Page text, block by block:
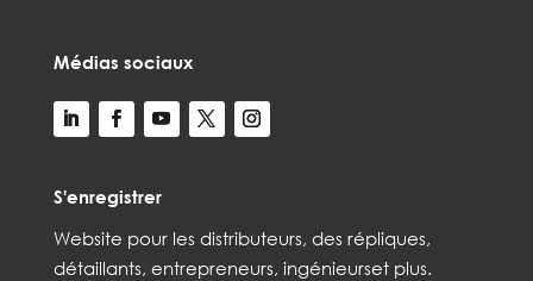
Médias sociaux
S'enregistrer
Website pour les distributeurs, des répliques,
détaillants, entrepreneurs, ingénieurset plus.